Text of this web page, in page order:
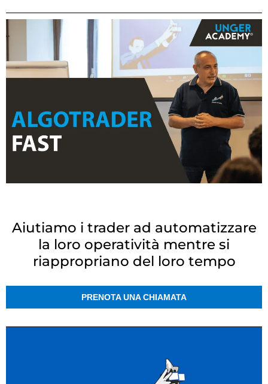
Aiutiamo i trader ad automatizzare
la loro operatività mentre si
riappropriano del loro tempo
PRENOTA UNA CHIAMATA